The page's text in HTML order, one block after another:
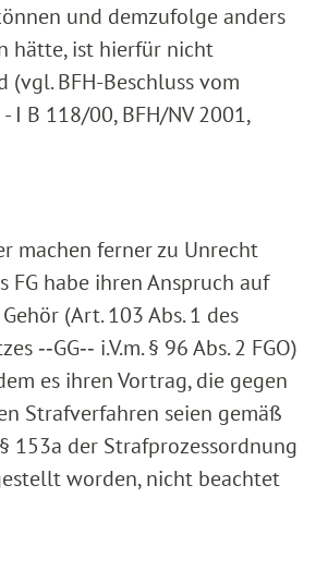
und demzufolge anders
hätte, ist hierfür nicht
(vgl. BFH-Beschluss vom
I B 118/00, BFH/NV 2001,
machen ferner zu Unrecht
FG habe ihren Anspruch auf
(Art. 103 Abs. 1 des
‑‑GG‑‑ i.V.m. § 96 Abs. 2 FGO)
es ihren Vortrag, die gegen
Strafverfahren seien gemäß
153a der Strafprozessordnung
worden, nicht beachtet